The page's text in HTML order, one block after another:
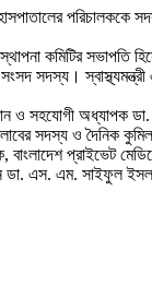
পরিচালককে
কমিটির সভাপতি
সদস্য।
সহযোগী অধ্যাপক ডা.
সদস্য ও দৈনিক
প্রাইভেট
এস. এম. সাইফুল